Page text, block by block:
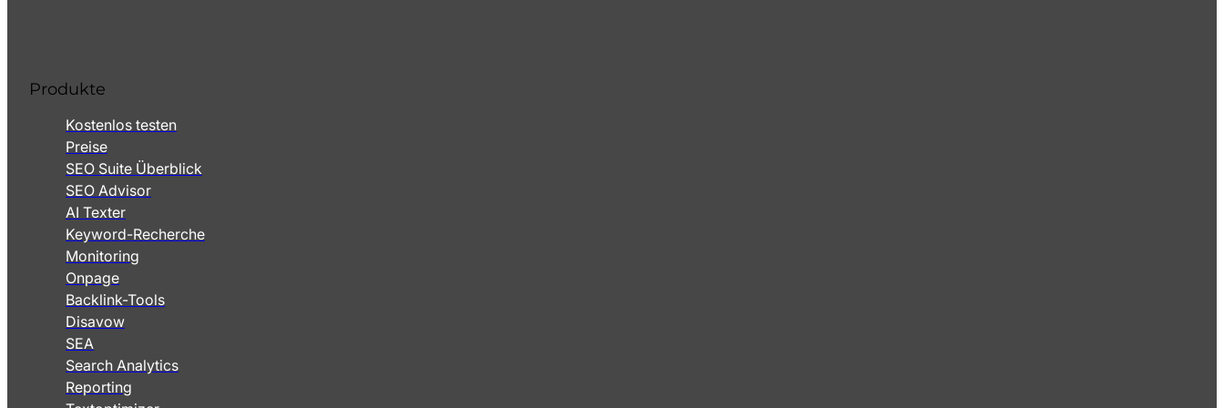
Produkte
Kostenlos testen
Preise
SEO Suite Überblick
SEO Advisor
AI Texter
Keyword-Recherche
Monitoring
Onpage
Backlink-Tools
Disavow
SEA
Search Analytics
Reporting